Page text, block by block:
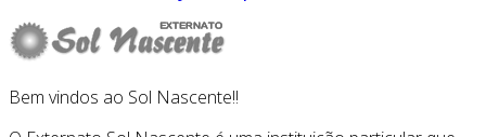
Bem vindos ao Sol Nascente!!